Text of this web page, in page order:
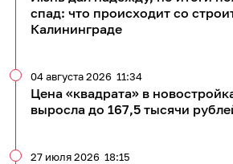
спад: что происходит со
Калининграде
Цена «квадрата» в
выросла до 167,5 тысячи
04 августа 2026 11:34
27 июля 2026 18:15